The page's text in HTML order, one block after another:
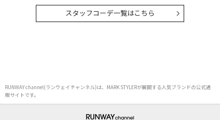
スタッフコーデ一覧はこちら
RUNWAY channel(ランウェイチャンネル)は、MARK STYLERが展開する人気ブランドの公式通
販サイトです。